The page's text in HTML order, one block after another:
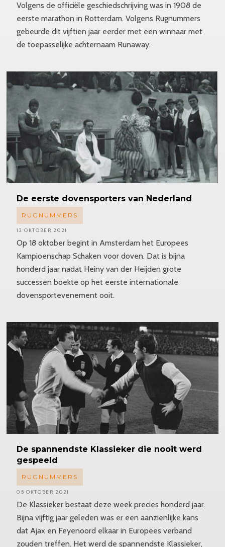
Volgens de officiële geschiedschrijving was in 1908 de
eerste marathon in Rotterdam. Volgens Rugnummers
gebeurde dit vijftien jaar eerder met een winnaar met
de toepasselijke achternaam Runaway.
De eerste dovensporters van Nederland
Op 18 oktober begint in Amsterdam het Europees
Kampioenschap Schaken voor doven. Dat is bijna
honderd jaar nadat Heiny van der Heijden grote
successen boekte op het eerste internationale
dovensportevenement ooit.
RUGNUMMERS
12 OKTOBER 2021
De spannendste Klassieker die nooit werd
gespeeld
De Klassieker bestaat deze week precies honderd jaar.
Bijna vijftig jaar geleden was er een aanzienlijke kans
dat Ajax en Feyenoord elkaar in Europees verband
zouden treffen. Het werd de spannendste Klassieker,
RUGNUMMERS
05 OKTOBER 2021